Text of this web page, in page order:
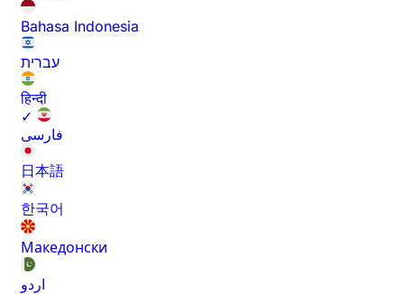
Bahasa Indonesia
עברית
हिन्दी
✓
فارسی
日本語
한국어
Македонски
اردو